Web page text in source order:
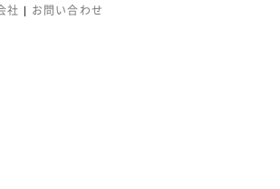
社
お問い合わせ